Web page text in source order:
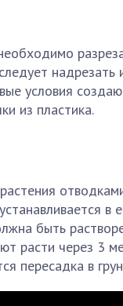
надрезать
условия
из пластика.
в
быть
расти через 3
пересадка в